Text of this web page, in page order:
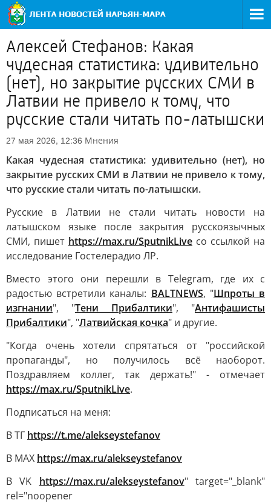
Алексей Стефанов: Какая
чудесная статистика: удивительно
(нет), но закрытие русских СМИ в
Латвии не привело к тому, что
русские стали читать по-латышски
27 мая 2026, 12:36 Мнения
Какая чудесная статистика: удивительно (нет), но
закрытие русских СМИ в Латвии не привело к тому,
что русские стали читать по-латышски.
Русские в Латвии не стали читать новости на
латышском языке после закрытия русскоязычных
СМИ, пишет https://max.ru/SputnikLive со ссылкой на
исследование Гостелерадио ЛР.
Вместо этого они перешли в Telegram, где их с
радостью встретили каналы: BALTNEWS, "Шпроты в
изгнании", "Тени Прибалтики", "Антифашисты
Прибалтики", "Латвийская кочка" и другие.
"Когда очень хотели спрятаться от "российской
пропаганды", но получилось всё наоборот.
Поздравляем коллег, так держать!" - отмечает
https://max.ru/SputnikLive.
Подписаться на меня:
В ТГ https://t.me/alekseystefanov
В МАХ https://max.ru/alekseystefanov
В VK https://max.ru/alekseystefanov" target="_blank"
rel="noopener